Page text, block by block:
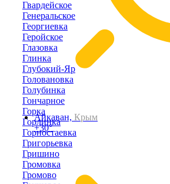
Айкаван, Крым
+30°
Гвардейское
Генеральское
Георгиевка
Геройское
Глазовка
Глинка
Глубокий-Яр
Головановка
Голубинка
Гончарное
Горка
Горлинка
Горностаевка
Григорьевка
Гришино
Громовка
Громово